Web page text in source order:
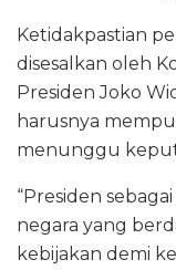
Ketidakpastian
disesalkan oleh
Presiden Joko
harusnya
menunggu
“Presiden
negara yang
kebijakan demi